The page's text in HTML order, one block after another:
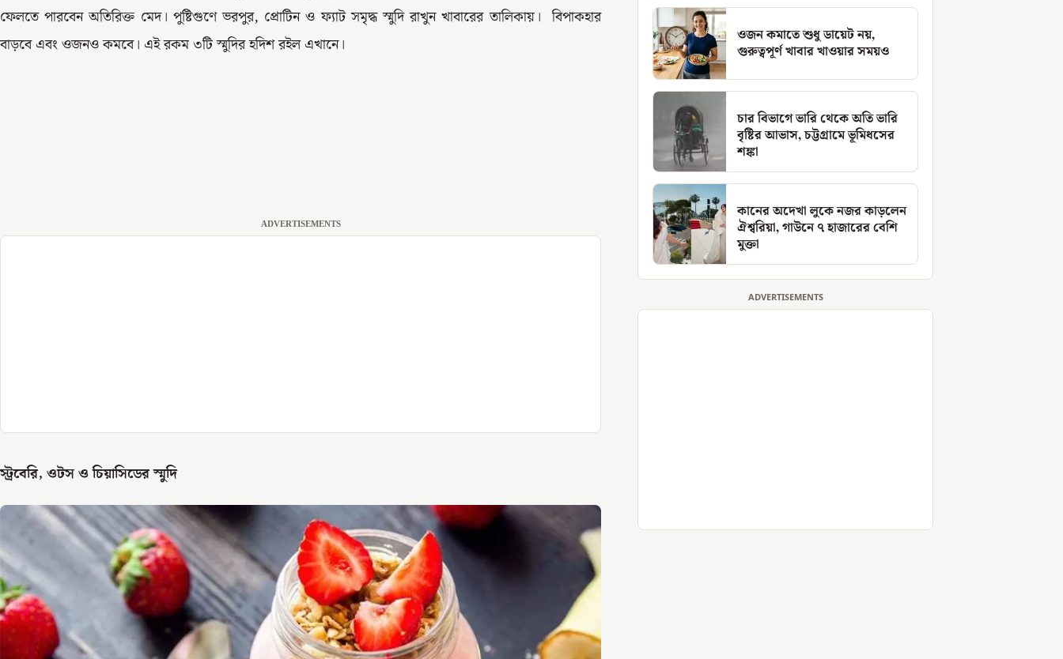
ফেলতে পারবেন অতিরিক্ত মেদ। পুষ্টিগুণে ভরপুর, প্রোটিন ও ফ্যাট সমৃদ্ধ স্মুদি রাখুন খাবারের তালিকায়। বিপাকহার
বাড়বে এবং ওজনও কমবে। এই রকম ৩টি স্মুদির হদিশ রইল এখানে।
ADVERTISEMENTS
স্ট্রবেরি, ওটস ও চিয়াসিডের স্মুদি
ওজন কমাতে শুধু ডায়েট নয়,
গুরুত্বপূর্ণ খাবার খাওয়ার সময়ও
চার বিভাগে ভারি থেকে অতি ভারি
বৃষ্টির আভাস, চট্টগ্রামে ভূমিধসের
শঙ্কা
কানের অদেখা লুকে নজর কাড়লেন
ঐশ্বরিয়া, গাউনে ৭ হাজারের বেশি
মুক্তা
ADVERTISEMENTS